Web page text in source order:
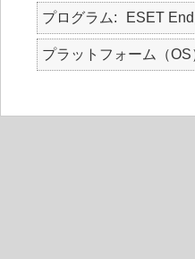
プログラム ESET
プラットフォーム（OS